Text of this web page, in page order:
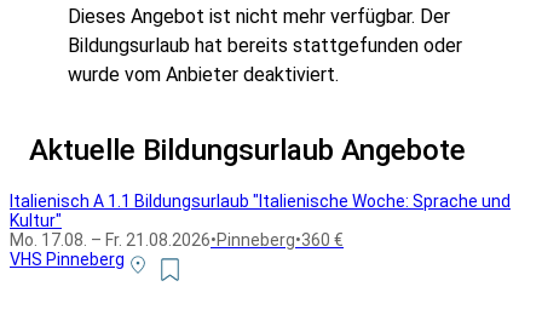
Dieses Angebot ist nicht mehr verfügbar. Der
Bildungsurlaub hat bereits stattgefunden oder
wurde vom Anbieter deaktiviert.
Aktuelle Bildungsurlaub Angebote
Italienisch A 1.1 Bildungsurlaub "Italienische Woche: Sprache und
Kultur"
Mo. 17.08. – Fr. 21.08.2026•Pinneberg•360 €
VHS Pinneberg